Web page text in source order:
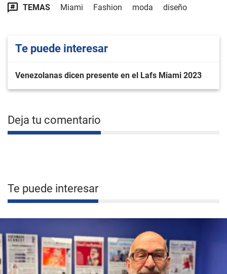
TEMAS Miami Fashion moda diseño
Te puede interesar
Venezolanas dicen presente en el Lafs Miami 2023
Deja tu comentario
Te puede interesar